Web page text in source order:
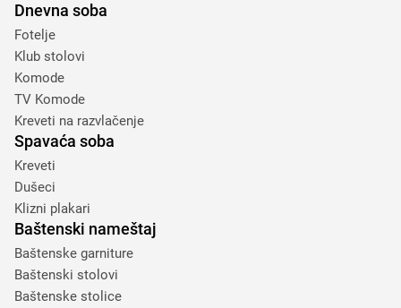
Dnevna soba
Fotelje
Klub stolovi
Komode
TV Komode
Kreveti na razvlačenje
Spavaća soba
Kreveti
Dušeci
Klizni plakari
Baštenski nameštaj
Baštenske garniture
Baštenski stolovi
Baštenske stolice